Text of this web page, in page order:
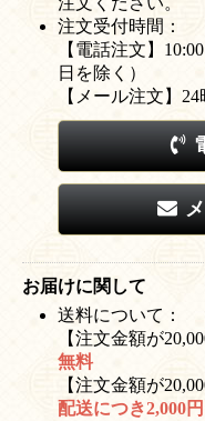
注文受付時間：
【電話注文】
日を除く）
【メール注文】
メ
お届けに関して
送料について：
【注文金額が
無料
【注文金額が
配送につき2,000円